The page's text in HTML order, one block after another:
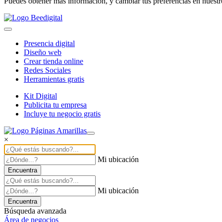
Presencia digital
Diseño web
Crear tienda online
Redes Sociales
Herramientas gratis
Kit Digital
Publicita tu empresa
Incluye tu negocio gratis
×
Mi ubicación
Encuentra
Mi ubicación
Encuentra
Búsqueda avanzada
Área de negocios